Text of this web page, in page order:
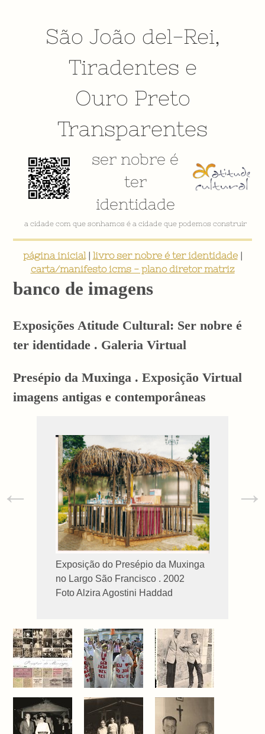
São João del-Rei,
Tiradentes e
Ouro Preto
Transparentes
ser nobre é
ter
identidade
VÍDEO INSTITUCIONAL
página inicial| livro ser nobre é ter identidade|
carta/manifesto icms - plano diretor matriz
banco de imagens
Exposições Atitude Cultural: Ser nobre é
ter identidade . Galeria Virtual
Presépio da Muxinga . Exposição Virtual
imagens antigas e contemporâneas
Exposição do Presépio da Muxinga
no Largo São Francisco . 2002
Foto Alzira Agostini Haddad
← →